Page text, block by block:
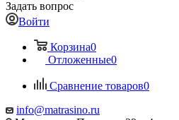
Задать вопрос
Войти
Корзина0
Отложенные0
Сравнение товаров0
info@matrasino.ru